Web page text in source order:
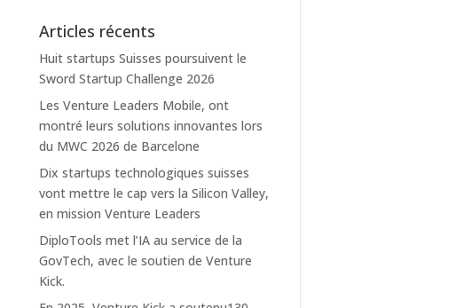
Articles récents
Huit startups Suisses poursuivent le
Sword Startup Challenge 2026
Les Venture Leaders Mobile, ont
montré leurs solutions innovantes lors
du MWC 2026 de Barcelone
Dix startups technologiques suisses
vont mettre le cap vers la Silicon Valley,
en mission Venture Leaders
DiploTools met l’IA au service de la
GovTech, avec le soutien de Venture
Kick.